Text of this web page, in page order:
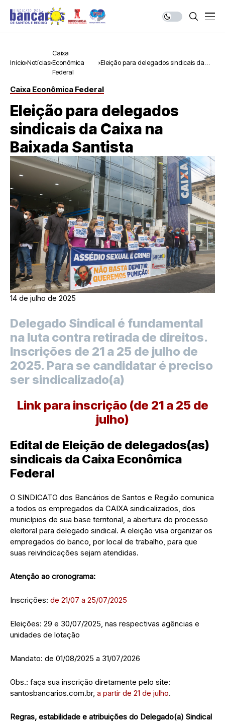
Início Notícias
Caixa
Econômica
Federal
Eleição para delegados sindicais da
Caixa Econômica Federal
Eleição para delegados
sindicais da Caixa na
Baixada Santista
14 de julho de 2025
Delegado Sindical é fundamental
na luta contra retirada de direitos.
Inscrições de 21 a 25 de julho de
2025. Para se candidatar é preciso
ser sindicalizado(a)
Link para inscrição (de 21 a 25 de
julho)
Edital de Eleição de delegados(as)
sindicais da Caixa Econômica
Federal
O SINDICATO dos Bancários de Santos e Região comunica
a todos os empregados da CAIXA sindicalizados, dos
municípios de sua base territorial, a abertura do processo
eleitoral para delegado sindical. A eleição visa organizar os
empregados do banco, por local de trabalho, para que
suas reivindicações sejam atendidas.
Atenção ao cronograma:
Inscrições: de 21/07 a 25/07/2025
Eleições: 29 e 30/07/2025, nas respectivas agências e
unidades de lotação
Mandato: de 01/08/2025 a 31/07/2026
Obs.: faça sua inscrição diretamente pelo site:
santosbancarios.com.br, a partir de 21 de julho.
Regras, estabilidade e atribuições do Delegado(a) Sindical